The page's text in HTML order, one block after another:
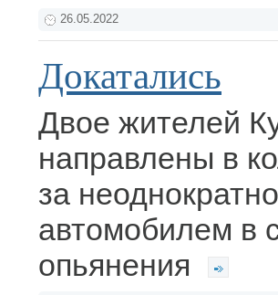
26.05.2022
Докатались
Двое жителей
направлены в
за
автомобилем в
опьянения